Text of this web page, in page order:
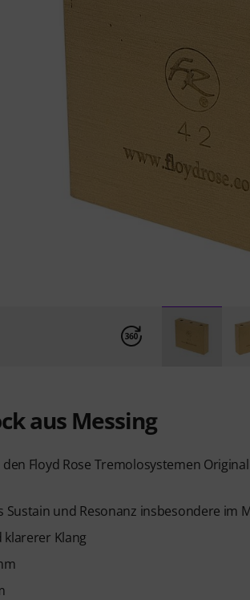
aus Messing
Floyd Rose Tremolosystemen
Sustain und Resonanz insbesondere im
Klang